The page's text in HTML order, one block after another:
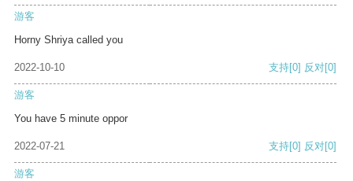
游客
Horny Shriya called you
2022-10-10 支持[0] 反对[0]
游客
You have 5 minute oppor
2022-07-21 支持[0] 反对[0]
游客